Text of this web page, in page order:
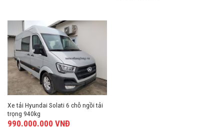
Xe tải Hyundai Solati 6 chỗ ngồi tải
trọng 940kg
990.000.000 VNĐ